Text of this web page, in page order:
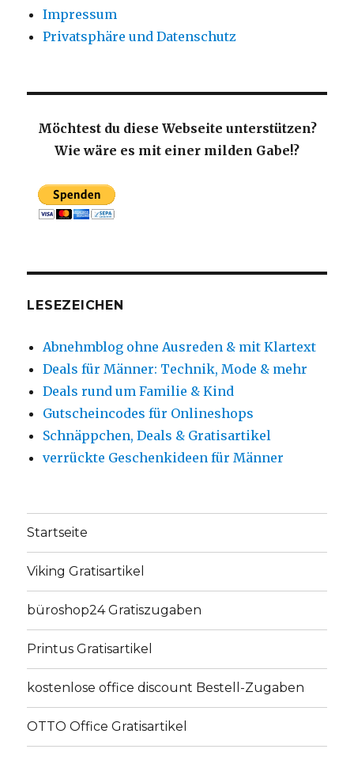
Impressum
Privatsphäre und Datenschutz
Möchtest du diese Webseite unterstützen?
Wie wäre es mit einer milden Gabe!?
LESEZEICHEN
Abnehmblog ohne Ausreden & mit Klartext
Deals für Männer: Technik, Mode & mehr
Deals rund um Familie & Kind
Gutscheincodes für Onlineshops
Schnäppchen, Deals & Gratisartikel
verrückte Geschenkideen für Männer
Startseite
Viking Gratisartikel
büroshop24 Gratiszugaben
Printus Gratisartikel
kostenlose office discount Bestell-Zugaben
OTTO Office Gratisartikel